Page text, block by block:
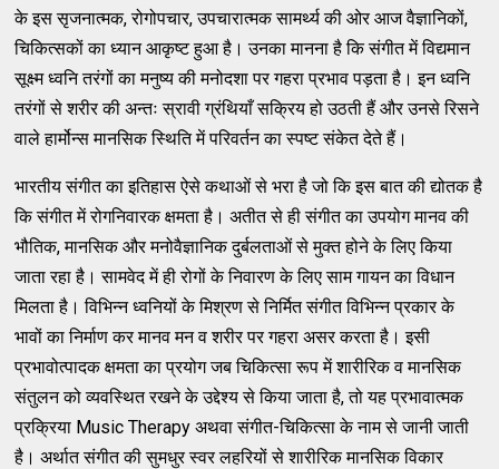
के इस सृजनात्मक, रोगोपचार, उपचारात्मक सामर्थ्य की ओर आज वैज्ञानिकों,
चिकित्सकों का ध्यान आकृष्ट हुआ है। उनका मानना है कि संगीत में विद्यमान
सूक्ष्म ध्वनि तरंगों का मनुष्य की मनोदशा पर गहरा प्रभाव पड़ता है। इन ध्वनि
तरंगों से शरीर की अन्तः स्रावी ग्रंथियाँ सक्रिय हो उठती हैं और उनसे रिसने
वाले हार्मोन्स मानसिक स्थिति में परिवर्तन का स्पष्ट संकेत देते हैं।
भारतीय संगीत का इतिहास ऐसे कथाओं से भरा है जो कि इस बात की द्योतक है
कि संगीत में रोगनिवारक क्षमता है। अतीत से ही संगीत का उपयोग मानव की
भौतिक, मानसिक और मनोवैज्ञानिक दुर्बलताओं से मुक्त होने के लिए किया
जाता रहा है। सामवेद में ही रोगों के निवारण के लिए साम गायन का विधान
मिलता है। विभिन्न ध्वनियों के मिश्रण से निर्मित संगीत विभिन्न प्रकार के
भावों का निर्माण कर मानव मन व शरीर पर गहरा असर करता है। इसी
प्रभावोत्पादक क्षमता का प्रयोग जब चिकित्सा रूप में शारीरिक व मानसिक
संतुलन को व्यवस्थित रखने के उद्देश्य से किया जाता है, तो यह प्रभावात्मक
प्रक्रिया Music Therapy अथवा संगीत-चिकित्सा के नाम से जानी जाती
है। अर्थात संगीत की सुमधुर स्वर लहरियों से शारीरिक मानसिक विकार